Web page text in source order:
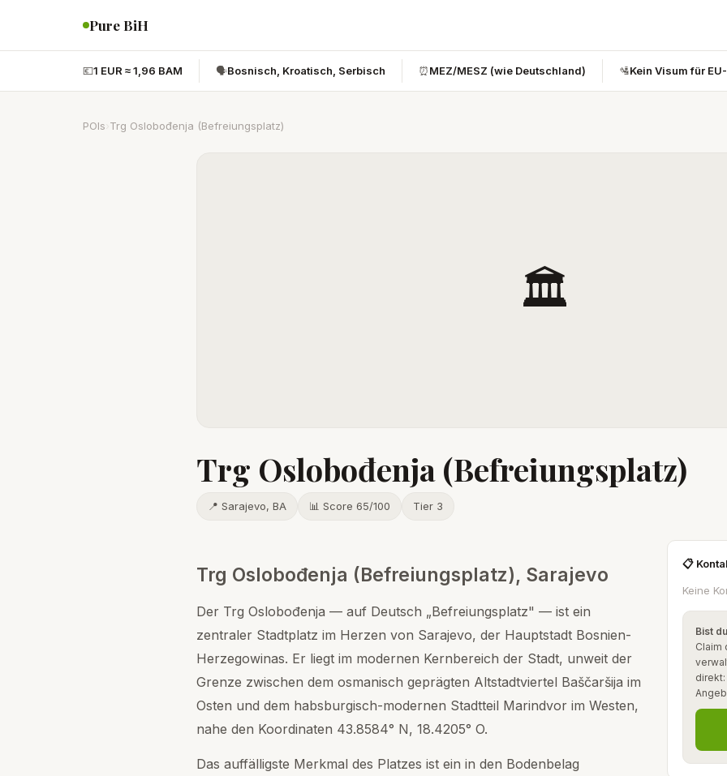
Pure BiH
💶1 EUR ≈ 1,96 BAM 🗣️Bosnisch, Kroatisch, Serbisch ⏰MEZ/MESZ (wie Deutschland) 🛂Kein Visum für
POIs Trg Oslobođenja (Befreiungsplatz)
🏛️
Trg Oslobođenja (Befreiungsplatz)
📍 Sarajevo, BA 📊 Score 65/100 Tier 3
Trg Oslobođenja (Befreiungsplatz), Sarajevo
Der Trg Oslobođenja — auf Deutsch „Befreiungsplatz" — ist ein
zentraler Stadtplatz im Herzen von Sarajevo, der Hauptstadt Bosnien-
Herzegowinas. Er liegt im modernen Kernbereich der Stadt, unweit der
Grenze zwischen dem osmanisch geprägten Altstadtviertel Baščaršija im
Osten und dem habsburgisch-modernen Stadtteil Marindvor im Westen,
nahe den Koordinaten 43.8584° N, 18.4205° O.
Das auffälligste Merkmal des Platzes ist ein in den Bodenbelag
📋
Keine
Bist
Claim